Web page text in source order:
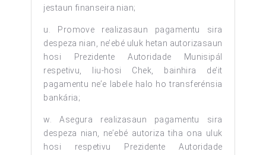
jestaun finanseira nian;
u. Promove realizasaun pagamentu sira
despeza nian, ne’ebé uluk hetan autorizasaun
hosi Prezidente Autoridade Munisipál
respetivu, liu-hosi Chek, bainhira de’it
pagamentu ne’e labele halo ho transferénsia
bankária;
w. Asegura realizasaun pagamentu sira
despeza nian, ne’ebé autoriza tiha ona uluk
hosi respetivu Prezidente Autoridade